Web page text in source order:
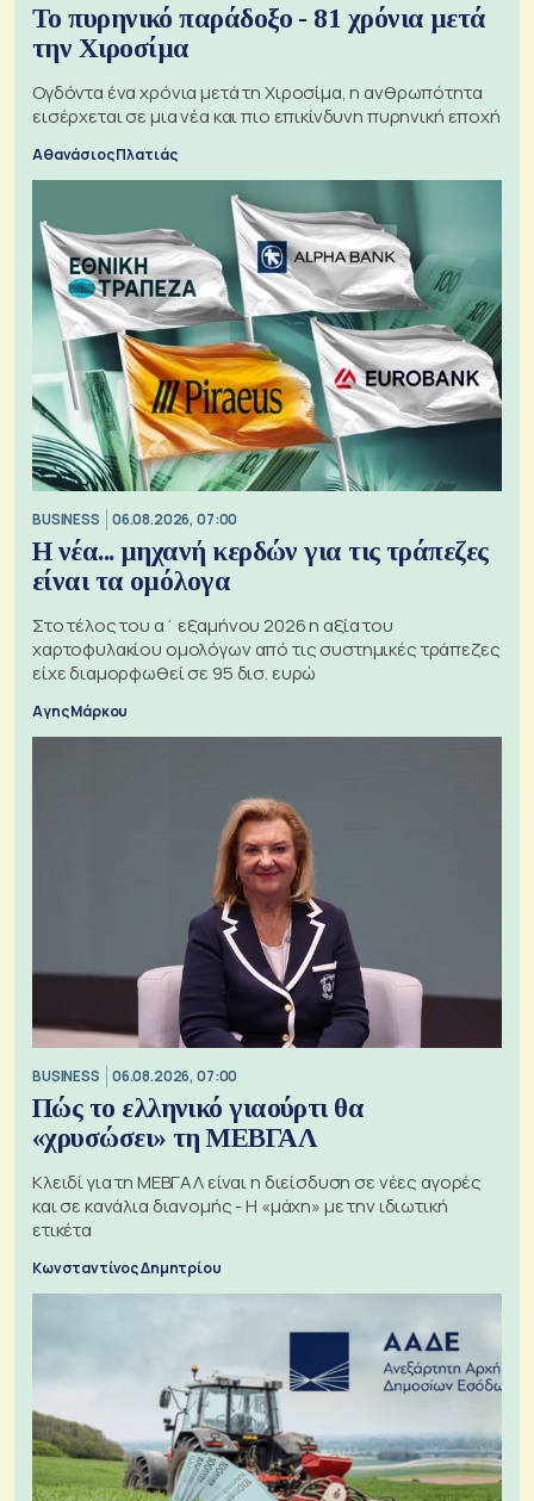
Το πυρηνικό παράδοξο - 81 χρόνια μετά
την Χιροσίμα
Ογδόντα ένα χρόνια μετά τη Χιροσίμα, η ανθρωπότητα
εισέρχεται σε μια νέα και πιο επικίνδυνη πυρηνική εποχή
Αθανάσιος Πλατιάς
BUSINESS 06.08.2026, 07:00
Η νέα... μηχανή κερδών για τις τράπεζες
είναι τα ομόλογα
Στο τέλος του α΄ εξαμήνου 2026 η αξία του
χαρτοφυλακίου ομολόγων από τις συστημικές τράπεζες
είχε διαμορφωθεί σε 95 δισ. ευρώ
Αγης Μάρκου
BUSINESS 06.08.2026, 07:00
Πώς το ελληνικό γιαούρτι θα
«χρυσώσει» τη ΜΕΒΓΑΛ
Κλειδί για τη ΜΕΒΓΑΛ είναι η διείσδυση σε νέες αγορές
και σε κανάλια διανομής - Η «μάχη» με την ιδιωτική
ετικέτα
Κωνσταντίνος Δημητρίου